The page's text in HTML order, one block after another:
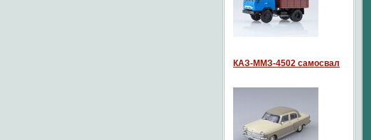
КАЗ-ММЗ-4502 самосвал